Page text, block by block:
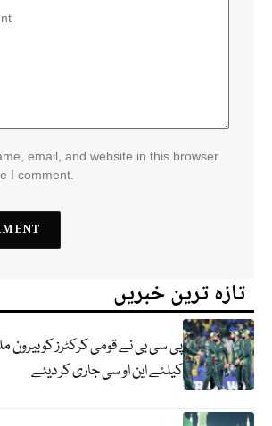
email, and website in this browser
I comment.
تازہ ترین خبریں
پی سی بی نے قومی کرکٹرز کو
کیلئے این او سی جاری کر دیئے